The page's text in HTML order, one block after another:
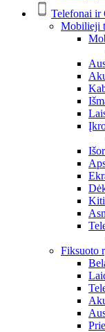
Telefonai ir
Mobilieji
Kiti
Fiksuoto